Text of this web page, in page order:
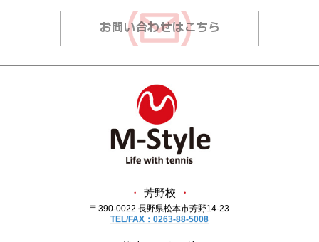
・ 芳野校 ・
〒390-0022 長野県松本市芳野14-23
TEL/FAX：0263-88-5008